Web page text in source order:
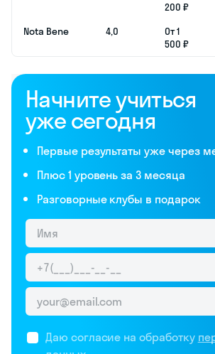
статьи
Сравнение
курсов
английского
Салехарде
Дальше
подробнее
расскажем о
каждой школе.
таблицу — в